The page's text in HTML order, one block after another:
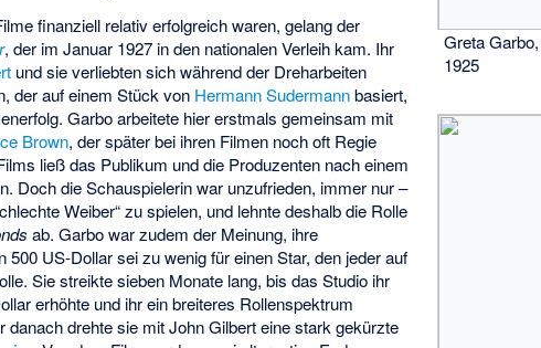
Greta
1925
finanziell relativ erfolgreich waren, gelang der
, der im Januar 1927 in den nationalen Verleih kam. Ihr
und sie verliebten sich während der Dreharbeiten
der auf einem Stück von Hermann Sudermannbasiert,
Garbo arbeitete hier erstmals gemeinsam mit
Brown, der später bei ihren Filmen noch oft Regie
ließ das Publikum und die Produzenten nach einem
Doch die Schauspielerin war unzufrieden, immer nur –
Weiber“ zu spielen, und lehnte deshalb die Rolle
ab. Garbo war zudem der Meinung, ihre
500 US-Dollar sei zu wenig für einen Star, den jeder auf
Sie streikte sieben Monate lang, bis das Studio ihr
erhöhte und ihr ein breiteres Rollenspektrum
danach drehte sie mit John Gilbert eine stark gekürzte